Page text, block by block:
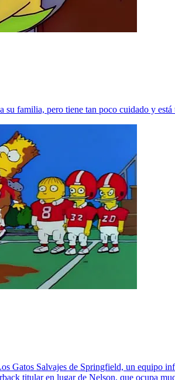
su familia, pero tiene tan poco cuidado y
Gatos Salvajes de Springfield, un equipo
titular en lugar de Nelson, que ocupa